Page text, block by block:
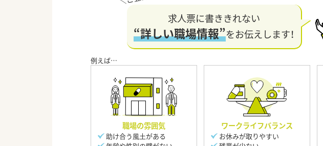
求人票に書ききれない
“詳しい職場情報”をお伝えします！
職場の雰囲気
助け合う風土がある
ワークライフバランス
お休みが取りやすい